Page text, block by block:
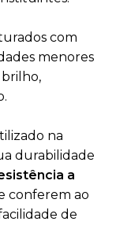
com
menores
na
durabilidade
a
conferem ao
de